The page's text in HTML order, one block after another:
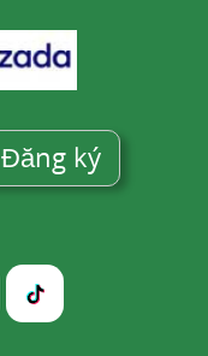
Đăng ký